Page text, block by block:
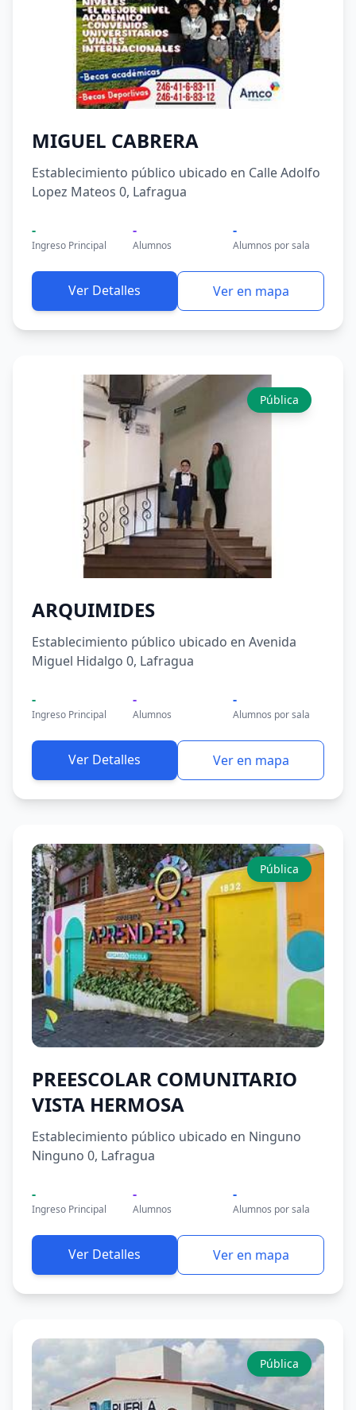
MIGUEL CABRERA
Establecimiento público ubicado en Calle Adolfo
Lopez Mateos 0, Lafragua
-
Ingreso Principal
-
Alumnos
-
Alumnos por sala
Ver Detalles Ver en mapa
Pública
ARQUIMIDES
Establecimiento público ubicado en Avenida
Miguel Hidalgo 0, Lafragua
-
Ingreso Principal
-
Alumnos
-
Alumnos por sala
Ver Detalles Ver en mapa
Pública
PREESCOLAR COMUNITARIO
VISTA HERMOSA
Establecimiento público ubicado en Ninguno
Ninguno 0, Lafragua
-
Ingreso Principal
-
Alumnos
-
Alumnos por sala
Ver Detalles Ver en mapa
Pública